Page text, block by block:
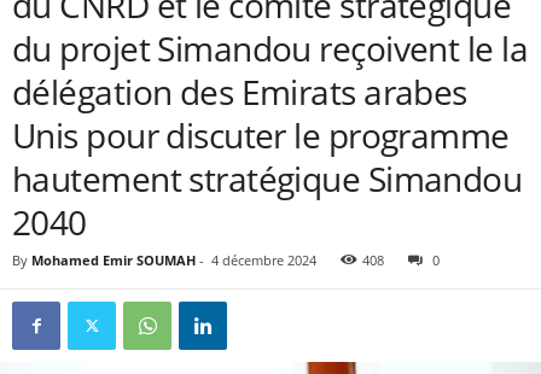
du projet Simandou reçoivent le la
délégation des Emirats arabes
Unis pour discuter le programme
hautement stratégique Simandou
2040
By Mohamed Emir SOUMAH - 4 décembre 2024 408 0